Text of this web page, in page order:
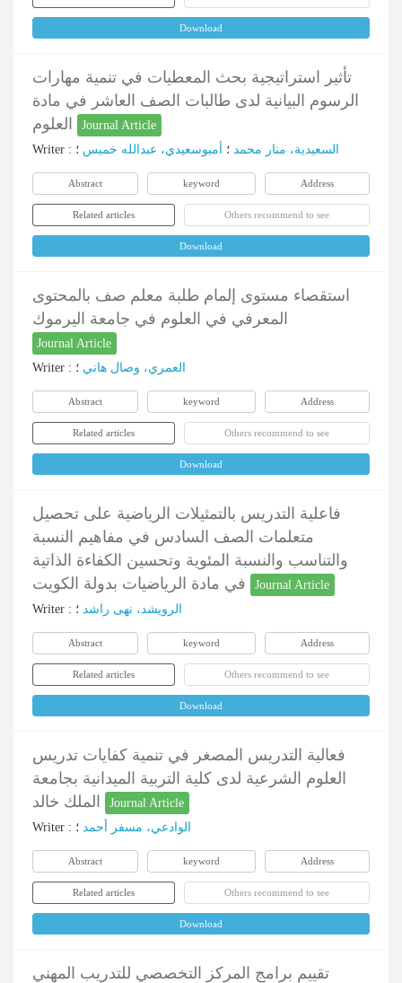
Download
تأثير استراتيجية بحث المعطيات في تنمية مهارات
الرسوم البيانية لدى طالبات الصف العاشر في مادة
Journal Article
Writer : السعیدیة، منار محمد ؛ أمبوسعیدي، عبدالله خمیس ؛
Abstract keyword Address
Related articles Others recommend to see
Download
استقصاء مستوى إلمام طلبة معلم صف بالمحتوى
المعرفي في العلوم في جامعة اليرموك
Journal Article
Writer : العمري، وصال هاني ؛
Abstract keyword Address
Related articles Others recommend to see
Download
فاعلية التدريس بالتمثيلات الرياضية على تحصيل
متعلمات الصف السادس في مفاهيم النسبة
والتناسب والنسبة المئوية وتحسين الكفاءة الذاتية
Journal Article
Writer : الرویشد، نهی راشد ؛
Abstract keyword Address
Related articles Others recommend to see
Download
فعالية التدريس المصغر في تنمية كفايات تدريس
العلوم الشرعية لدى كلية التربية الميدانية بجامعة
Journal Article
Writer : الوادعي، مسفر أحمد ؛
Abstract keyword Address
Related articles Others recommend to see
Download
تقييم برامج المركز التخصصي للتدريب المهني